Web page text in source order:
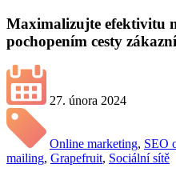
Maximalizujte efektivitu
pochopením cesty
27. února 2024
Online marketing, SEO
mailing, Grapefruit, Sociální sítě